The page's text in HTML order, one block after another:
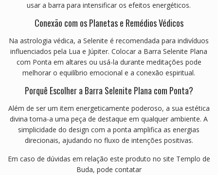
usar a barra para intensificar os efeitos energéticos.
Conexão com os Planetas e Remédios Védicos
Na astrologia védica, a Selenite é recomendada para indivíduos
influenciados pela Lua e Júpiter. Colocar a Barra Selenite Plana
com Ponta em altares ou usá-la durante meditações pode
melhorar o equilíbrio emocional e a conexão espiritual.
Porquê Escolher a Barra Selenite Plana com Ponta?
Além de ser um item energeticamente poderoso, a sua estética
divina torna-a uma peça de destaque em qualquer ambiente. A
simplicidade do design com a ponta amplifica as energias
direcionais, ajudando no fluxo de intenções positivas.
Em caso de dúvidas em relação este produto no site Templo de
Buda, pode contatar